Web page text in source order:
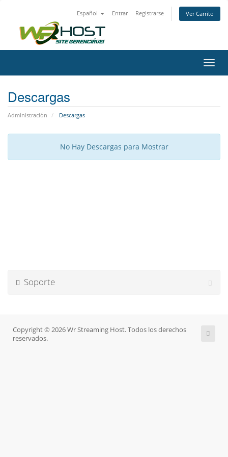
Español Entrar Registrarse Ver Carrito
Descargas
Administración Descargas
No Hay Descargas para Mostrar
Soporte
Copyright © 2026 Wr Streaming Host. Todos los derechos
reservados.